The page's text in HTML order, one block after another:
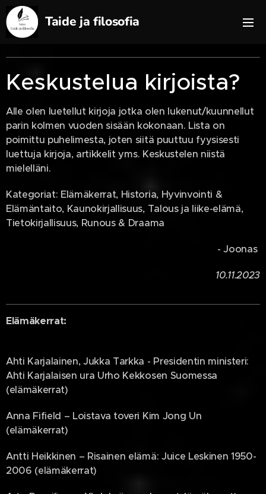
Taide ja filosofia
Keskustelua kirjoista?
Alle olen luetellut kirjoja jotka olen lukenut/kuunnellut
parin kolmen vuoden sisään kokonaan. Lista on
poimittu puhelimesta, joten siitä puuttuu fyysisesti
luettuja kirjoja, artikkelit yms. Keskustelen niistä
mielelläni.
Kategoriat: Elämäkerrat, Historia, Hyvinvointi &
Elämäntaito, Kaunokirjallisuus, Talous ja liike-elämä,
Tietokirjallisuus, Runous & Draama
- Joonas
10.11.2023
Elämäkerrat:
Ahti Karjalainen, Jukka Tarkka - Presidentin ministeri:
Ahti Karjalaisen ura Urho Kekkosen Suomessa
(elämäkerrat)
Anna Fifield – Loistava toveri Kim Jong Un
(elämäkerrat)
Antti Heikkinen – Risainen elämä: Juice Leskinen 1950-
2006 (elämäkerrat)